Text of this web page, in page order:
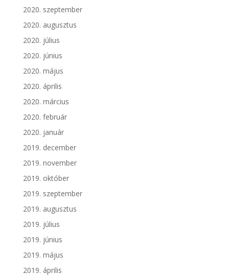
2020. szeptember
2020. augusztus
2020. július
2020. június
2020. május
2020. április
2020. március
2020. február
2020. január
2019. december
2019. november
2019. október
2019. szeptember
2019. augusztus
2019. július
2019. június
2019. május
2019. április